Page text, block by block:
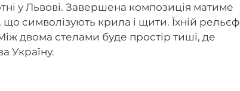
у Львові. Завершена композиція матиме
символізують крила і щити. Їхній рельєф
двома стелами буде простір тиші, де
Україну.